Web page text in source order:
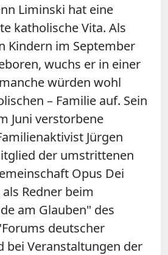
Liminski hat eine
katholische Vita. Als
Kindern im September
wuchs er in einer
würden wohl
– Familie auf. Sein
Juni verstorbene
Jürgen
der umstrittenen
Opus Dei
Redner beim
am Glauben" des
deutscher
bei Veranstaltungen der